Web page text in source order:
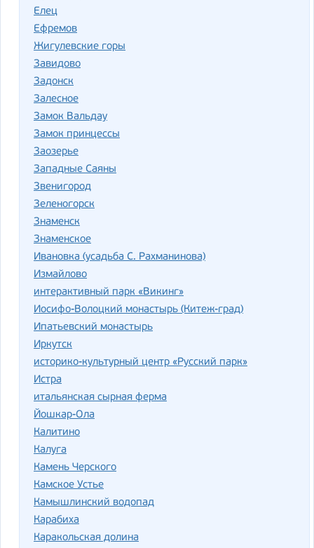
Елец
Ефремов
Жигулевские горы
Завидово
Задонск
Залесное
Замок Вальдау
Замок принцессы
Заозерье
Западные Саяны
Звенигород
Зеленогорск
Знаменск
Знаменское
Ивановка (усадьба С. Рахманинова)
Измайлово
интерактивный парк «Викинг»
Иосифо-Волоцкий монастырь (Китеж-град)
Ипатьевский монастырь
Иркутск
историко-культурный центр «Русский парк»
Истра
итальянская сырная ферма
Йошкар-Ола
Калитино
Калуга
Камень Черского
Камское Устье
Камышлинский водопад
Карабиха
Каракольская долина